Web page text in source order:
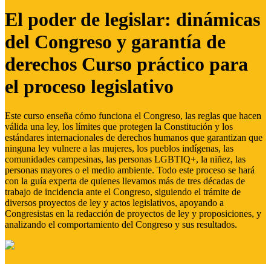
El poder de legislar: dinámicas
del Congreso y garantía de
derechos Curso práctico para
el proceso legislativo
Este curso enseña cómo funciona el Congreso, las reglas que hacen
válida una ley, los límites que protegen la Constitución y los
estándares internacionales de derechos humanos que garantizan que
ninguna ley vulnere a las mujeres, los pueblos indígenas, las
comunidades campesinas, las personas LGBTIQ+, la niñez, las
personas mayores o el medio ambiente. Todo este proceso se hará
con la guía experta de quienes llevamos más de tres décadas de
trabajo de incidencia ante el Congreso, siguiendo el trámite de
diversos proyectos de ley y actos legislativos, apoyando a
Congresistas en la redacción de proyectos de ley y proposiciones, y
analizando el comportamiento del Congreso y sus resultados.